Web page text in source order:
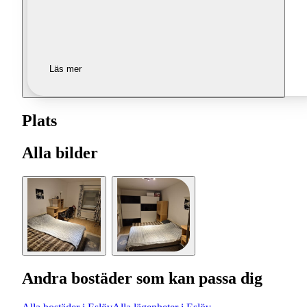
Läs mer
Plats
Alla bilder
Andra bostäder som kan passa dig